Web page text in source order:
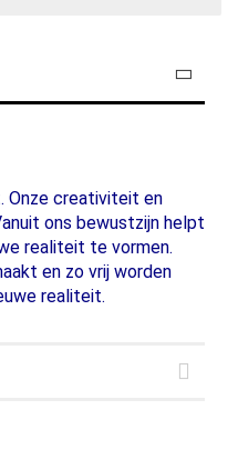
Onze creativiteit en
ons bewustzijn helpt
realiteit te vormen.
en zo vrij worden
realiteit.